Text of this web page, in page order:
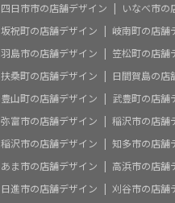
四日市市の店舗デザイン
いなべ市の
坂祝町の店舗デザイン
岐南町の店舗
羽島市の店舗デザイン
笠松町の店舗
扶桑町の店舗デザイン
日間賀島の店
豊山町の店舗デザイン
武豊町の店舗
弥富市の店舗デザイン
稲沢市の店舗
稲沢市の店舗デザイン
知多市の店舗
あま市の店舗デザイン
高浜市の店舗
日進市の店舗デザイン
刈谷市の店舗